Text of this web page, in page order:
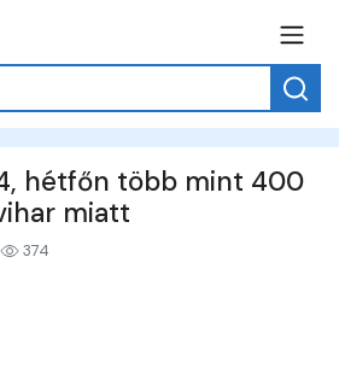
hétfőn több mint 400
miatt
374